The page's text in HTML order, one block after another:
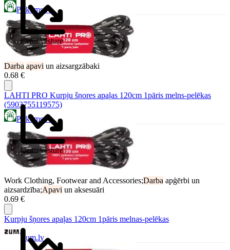
Cenu vēsture
Pirkums.lv
Darba apavi un aizsargzābaki
0.68 €
Cenu vēsture
LAHTI PRO Kurpju šņores apaļas 120cm 1pāris melns-pelēkas
(5903755119575)
Pirkums.lv
Work Clothing, Footwear and Accessories;Darba apģērbi un
aizsardzība;Apavi un aksesuāri
0.69 €
Kurpju šņores apaļas 120cm 1pāris melnas-pelēkas
Zum.lv